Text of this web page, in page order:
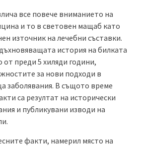
все повече вниманието на
и то в световен мащаб като
източник на лечебни съставки.
история на билката
от преди 5 хиляди години,
за нови подходи в
заболявания. В същото време
са резултат на исторически
и публикувани изводи на
факти, намерил място на